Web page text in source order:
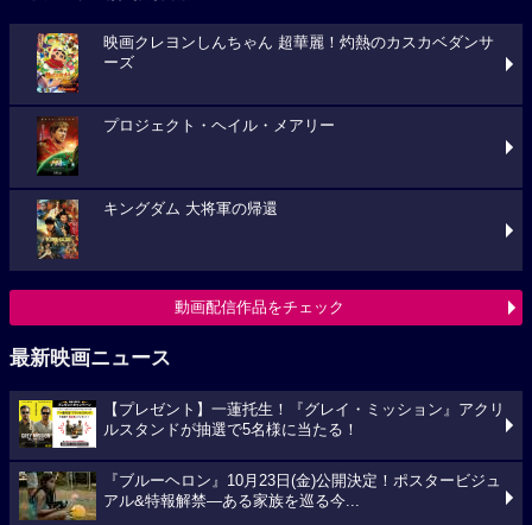
映画クレヨンしんちゃん 超華麗！灼熱のカスカベダンサ
ーズ
プロジェクト・ヘイル・メアリー
キングダム 大将軍の帰還
動画配信作品をチェック
最新映画ニュース
【プレゼント】一蓮托生！『グレイ・ミッション』アクリ
ルスタンドが抽選で5名様に当たる！
『ブルーヘロン』10月23日(金)公開決定！ポスタービジュ
アル&特報解禁―ある家族を巡る今...